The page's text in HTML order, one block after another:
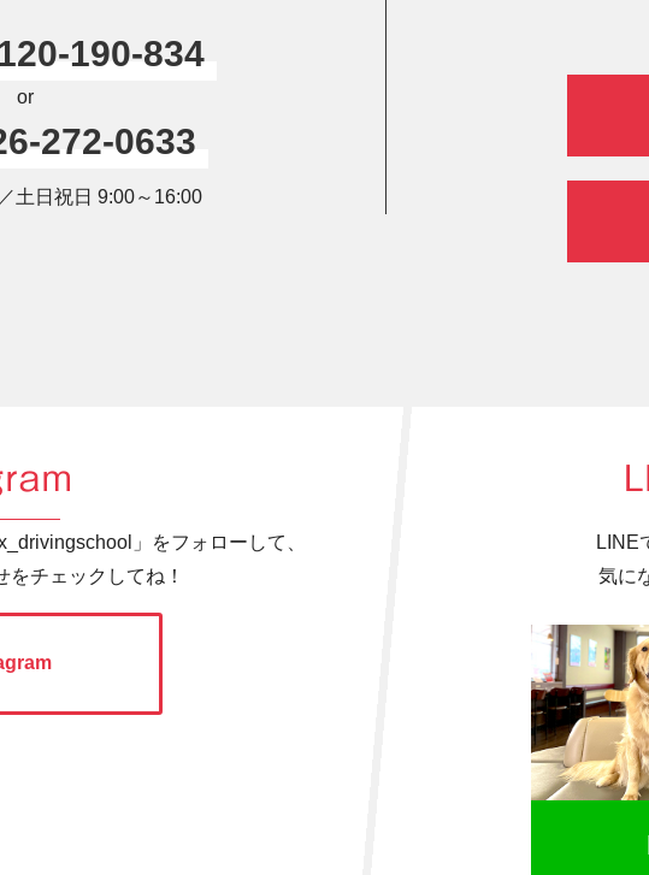
190-834
or
272-0633
土日祝日 9:00～16:00
」をフォローして、
チェックしてね！
LINE
気に